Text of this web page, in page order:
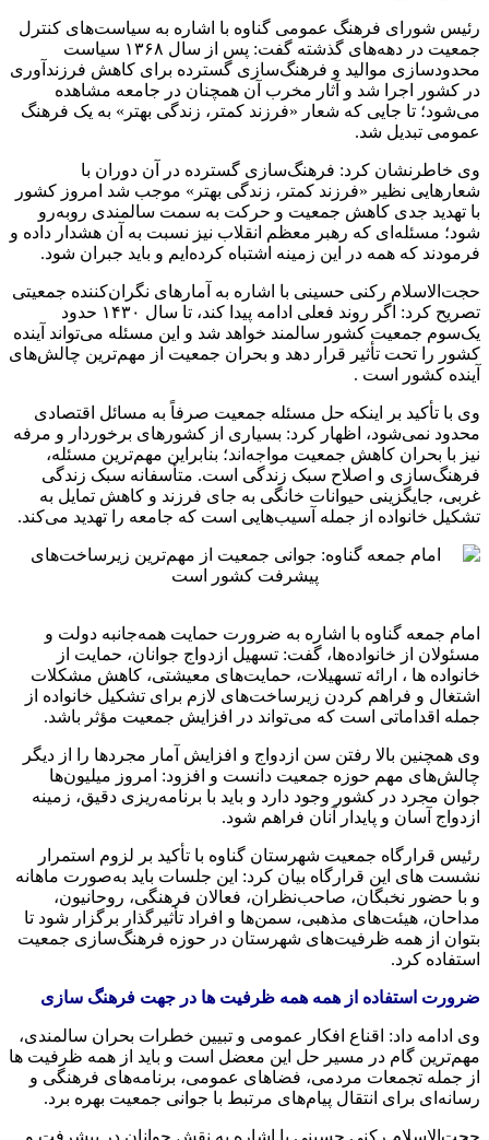
رئیس شورای فرهنگ عمومی گناوه با اشاره به سیاست‌های کنترل
جمعیت در دهه‌های گذشته گفت: پس از سال ۱۳۶۸ سیاست
محدودسازی موالید و فرهنگ‌سازی گسترده برای کاهش فرزندآوری
در کشور اجرا شد و آثار مخرب آن همچنان در جامعه مشاهده
می‌شود؛ تا جایی که شعار «فرزند کمتر، زندگی بهتر» به یک فرهنگ
عمومی تبدیل شد.
وی خاطرنشان کرد: فرهنگ‌سازی گسترده در آن دوران با
شعارهایی نظیر «فرزند کمتر، زندگی بهتر» موجب شد امروز کشور
با تهدید جدی کاهش جمعیت و حرکت به سمت سالمندی روبه‌رو
شود؛ مسئله‌ای که رهبر معظم انقلاب نیز نسبت به آن هشدار داده و
فرمودند که همه در این زمینه اشتباه کرده‌ایم و باید جبران شود.
حجت‌الاسلام رکنی حسینی با اشاره به آمارهای نگران‌کننده جمعیتی
تصریح کرد: اگر روند فعلی ادامه پیدا کند، تا سال ۱۴۳۰ حدود
یک‌سوم جمعیت کشور سالمند خواهد شد و این مسئله می‌تواند آینده
کشور را تحت تأثیر قرار دهد و بحران جمعیت از مهم‌ترین چالش‌های
آینده کشور است .
وی با تأکید بر اینکه حل مسئله جمعیت صرفاً به مسائل اقتصادی
محدود نمی‌شود، اظهار کرد: بسیاری از کشورهای برخوردار و مرفه
نیز با بحران کاهش جمعیت مواجه‌اند؛ بنابراین مهم‌ترین مسئله،
فرهنگ‌سازی و اصلاح سبک زندگی است. متأسفانه سبک زندگی
غربی، جایگزینی حیوانات خانگی به جای فرزند و کاهش تمایل به
تشکیل خانواده از جمله آسیب‌هایی است که جامعه را تهدید می‌کند.
امام جمعه گناوه با اشاره به ضرورت حمایت همه‌جانبه دولت و
مسئولان از خانواده‌ها، گفت: تسهیل ازدواج جوانان، حمایت از
خانواده ها ، ارائه تسهیلات، حمایت‌های معیشتی، کاهش مشکلات
اشتغال و فراهم کردن زیرساخت‌های لازم برای تشکیل خانواده از
جمله اقداماتی است که می‌تواند در افزایش جمعیت مؤثر باشد.
وی همچنین بالا رفتن سن ازدواج و افزایش آمار مجردها را از دیگر
چالش‌های مهم حوزه جمعیت دانست و افزود: امروز میلیون‌ها
جوان مجرد در کشور وجود دارد و باید با برنامه‌ریزی دقیق، زمینه
ازدواج آسان و پایدار آنان فراهم شود.
رئیس قرارگاه جمعیت شهرستان گناوه با تأکید بر لزوم استمرار
نشست های این قرارگاه بیان کرد: این جلسات باید به‌صورت ماهانه
و با حضور نخبگان، صاحب‌نظران، فعالان فرهنگی، روحانیون،
مداحان، هیئت‌های مذهبی، سمن‌ها و افراد تأثیرگذار برگزار شود تا
بتوان از همه ظرفیت‌های شهرستان در حوزه فرهنگ‌سازی جمعیت
استفاده کرد.
ضرورت استفاده از همه همه ظرفیت ها در جهت فرهنگ سازی
وی ادامه داد: اقناع افکار عمومی و تبیین خطرات بحران سالمندی،
مهم‌ترین گام در مسیر حل این معضل است و باید از همه ظرفیت ها
از جمله تجمعات مردمی، فضاهای عمومی، برنامه‌های فرهنگی و
رسانه‌ای برای انتقال پیام‌های مرتبط با جوانی جمعیت بهره برد.
حجت‌الاسلام رکنی حسینی با اشاره به نقش جوانان در پیشرفت و